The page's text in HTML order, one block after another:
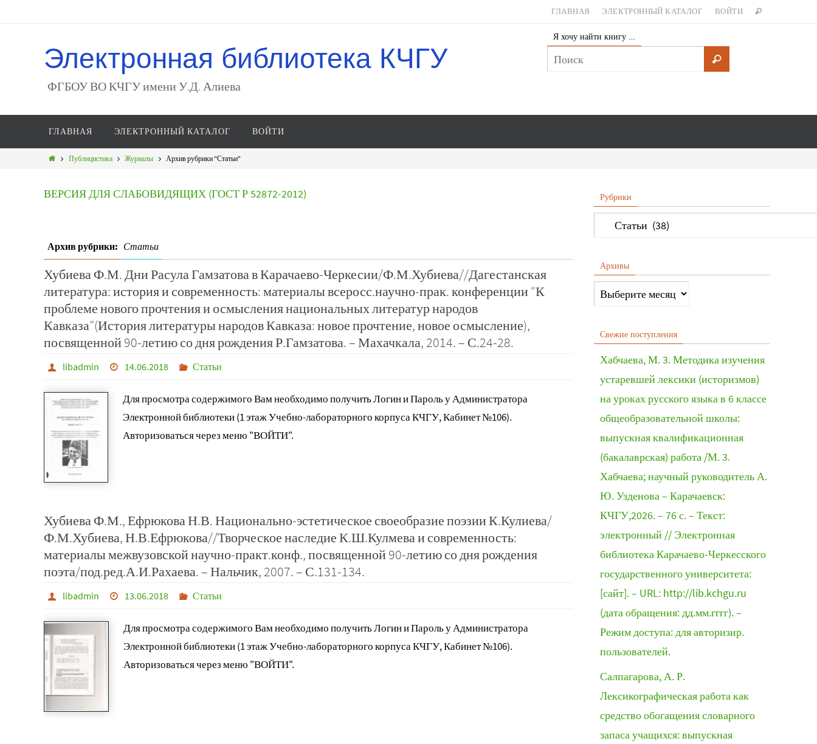
ГЛАВНАЯ ЭЛЕКТРОННЫЙ КАТАЛОГ ВОЙТИ
Электронная библиотека КЧГУ
ФГБОУ ВО КЧГУ имени У.Д. Алиева
Я хочу найти книгу …
ГЛАВНАЯ ЭЛЕКТРОННЫЙ КАТАЛОГ ВОЙТИ
Публицистика Журналы Архив рубрики "Статьи"
ВЕРСИЯ ДЛЯ СЛАБОВИДЯЩИХ (ГОСТ Р 52872-2012)
Архив рубрики: Статьи
Хубиева Ф.М. Дни Расула Гамзатова в Карачаево-Черкесии/Ф.М.Хубиева//Дагестанская
литература: история и современность: материалы всеросс.научно-прак. конференции “К
проблеме нового прочтения и осмысления национальных литератур народов
Кавказа”(История литературы народов Кавказа: новое прочтение, новое осмысление),
посвященной 90-летию со дня рождения Р.Гамзатова. – Махачкала, 2014. – С.24-28.
libadmin 14.06.2018 Статьи
Для просмотра содержимого Вам необходимо получить Логин и Пароль у Администратора
Электронной библиотеки (1 этаж Учебно-лабораторного корпуса КЧГУ, Кабинет №106).
Авторизоваться через меню "ВОЙТИ".
Хубиева Ф.М., Ефрюкова Н.В. Национально-эстетическое своеобразие поэзии К.Кулиева/
Ф.М.Хубиева, Н.В.Ефрюкова//Творческое наследие К.Ш.Кулмева и современность:
материалы межвузовской научно-практ.конф., посвященной 90-летию со дня рождения
поэта/под.ред.А.И.Рахаева. – Нальчик, 2007. – С.131-134.
libadmin 13.06.2018 Статьи
Для просмотра содержимого Вам необходимо получить Логин и Пароль у Администратора
Электронной библиотеки (1 этаж Учебно-лабораторного корпуса КЧГУ, Кабинет №106).
Авторизоваться через меню "ВОЙТИ".
Рубрики
Архивы
Свежие поступления
Хабчаева, М. 3. Методика изучения
устаревшей лексики (историзмов)
на уроках русского языка в 6 классе
общеобразовательной школы:
выпускная квалификационная
(бакалаврская) работа /М. 3.
Хабчаева; научный руководитель А.
Ю. Узденова – Карачаевск:
КЧГУ,2026. – 76 с. – Текст:
электронный // Электронная
библиотека Карачаево-Черкесского
государственного университета:
[сайт]. – URL: http://lib.kchgu.ru
(дата обращения: дд.мм.гггг). –
Режим доступа: для авторизир.
пользователей.
Салпагарова, А. Р.
Лексикографическая работа как
средство обогащения словарного
запаса учащихся: выпускная